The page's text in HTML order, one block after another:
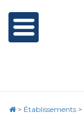
> Établissements >